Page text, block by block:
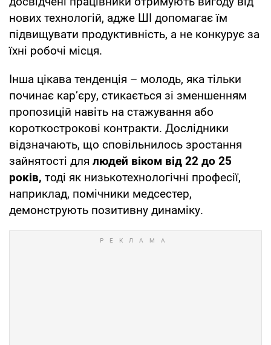
нових технологій, адже ШІ допомагає їм
підвищувати продуктивність, а не конкурує за
їхні робочі місця.
Інша цікава тенденція – молодь, яка тільки
починає кар’єру, стикається зі зменшенням
пропозицій навіть на стажування або
короткострокові контракти. Дослідники
відзначають, що сповільнилось зростання
зайнятості для людей віком від 22 до 25
років, тоді як низькотехнологічні професії,
наприклад, помічники медсестер,
демонструють позитивну динаміку.